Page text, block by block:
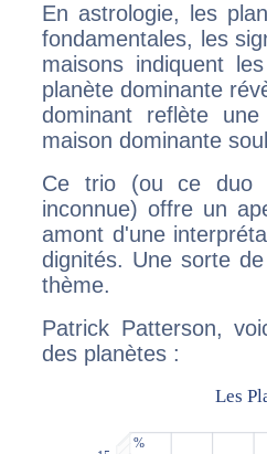
En astrologie, les
fondamentales, les
maisons indiquent
planète dominante
dominant reflète
maison dominante
Ce trio (ou ce duo
inconnue) offre un
amont d'une
dignités. Une sorte
thème.
Patrick Patterson,
des planètes :